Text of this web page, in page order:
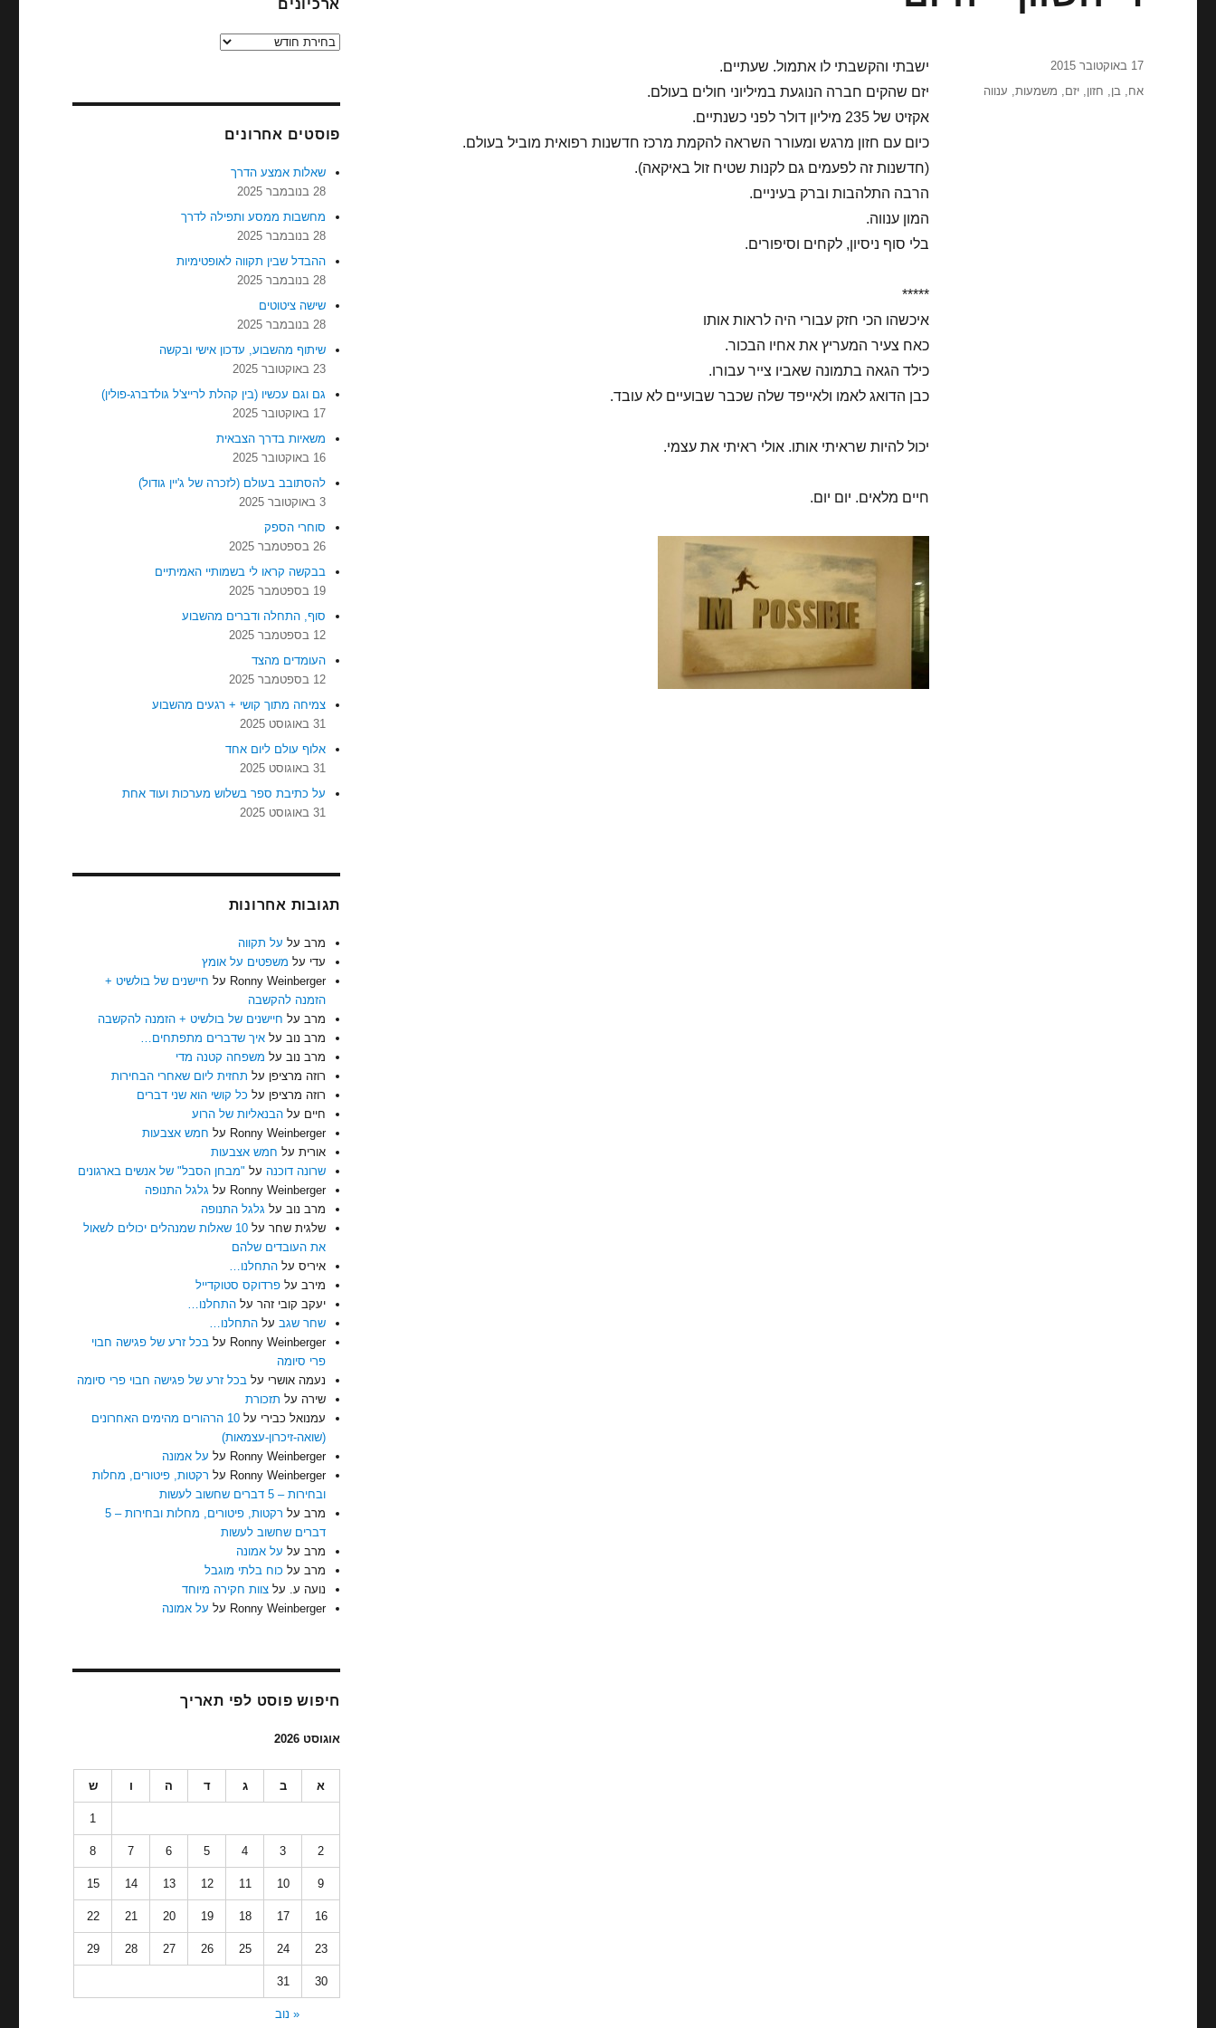
ישבתי והקשבתי לו אתמול. שעתיים.
יזם שהקים חברה הנוגעת במיליוני חולים בעולם.
אקזיט של 235 מיליון דולר לפני כשנתיים.
כיום עם חזון מרגש ומעורר השראה להקמת מרכז חדשנות רפואית מוביל בעולם.
(חדשנות זה לפעמים גם לקנות שטיח זול באיקאה).
הרבה התלהבות וברק בעיניים.
המון ענווה.
בלי סוף ניסיון, לקחים וסיפורים.
*****
איכשהו הכי חזק עבורי היה לראות אותו
כאח צעיר המעריץ את אחיו הבכור.
כילד הגאה בתמונה שאביו צייר עבורו.
כבן הדואג לאמו ולאייפד שלה שכבר שבועיים לא עובד.
יכול להיות שראיתי אותו. אולי ראיתי את עצמי.
חיים מלאים. יום יום.
פורסם
17 באוקטובר 2015
תגיות
אח,בן, חזון,יזם, משמעות, ענווה
ארכיונים
ארכיונים
פוסטים אחרונים
שאלות אמצע הדרך
28 בנובמבר 2025
מחשבות ממסע ותפילה לדרך
28 בנובמבר 2025
ההבדל שבין תקווה לאופטימיות
28 בנובמבר 2025
שישה ציטוטים
28 בנובמבר 2025
שיתוף מהשבוע, עדכון אישי ובקשה
23 באוקטובר 2025
גם וגם עכשיו (בין קהלת לרייצ'ל גולדברג-פולין)
17 באוקטובר 2025
משאיות בדרך הצבאית
16 באוקטובר 2025
להסתובב בעולם (לזכרה של ג'יין גודול)
3 באוקטובר 2025
סוחרי הספק
26 בספטמבר 2025
בבקשה קראו לי בשמותיי האמיתיים
19 בספטמבר 2025
סוף, התחלה ודברים מהשבוע
12 בספטמבר 2025
העומדים מהצד
12 בספטמבר 2025
צמיחה מתוך קושי + רגעים מהשבוע
31 באוגוסט 2025
אלוף עולם ליום אחד
31 באוגוסט 2025
על כתיבת ספר בשלוש מערכות ועוד אחת
31 באוגוסט 2025
תגובות אחרונות
מרב על על תקווה
עדי על משפטים על אומץ
Ronny Weinberger על חיישנים של בולשיט +
הזמנה להקשבה
מרב על חיישנים של בולשיט + הזמנה להקשבה
מרב נוב עלאיך שדברים מתפתחים…
מרב נוב על משפחה קטנה מדי
רוזה מרציפן על תחזית ליום שאחרי הבחירות
רוזה מרציפן על כל קושי הוא שני דברים
חיים עלהבנאליות של הרוע
Ronny Weinberger על חמש אצבעות
אורית על חמש אצבעות
שרונה דוכנה על "מבחן הסבל" של אנשים בארגונים
Ronny Weinberger על גלגל התנופה
מרב נוב על גלגל התנופה
שלגית שחר על
10 שאלות שמנהלים יכולים לשאול
את העובדים שלהם
איריס עלהתחלנו…
מירב עלפרדוקס סטוקדייל
יעקב קובי זהר עלהתחלנו…
שחר שגב עלהתחלנו…
Ronny Weinberger עלבכל זרע של פגישה חבוי
פרי סיומה
נעמה אושרי עלבכל זרע של פגישה חבוי פרי סיומה
שירה על תזכורת
עמנואל כבירי על
10 הרהורים מהימים האחרונים
(שואה-זיכרון-עצמאות)
Ronny Weinberger על על אמונה
Ronny Weinberger על רקטות, פיטורים, מחלות
ובחירות – 5 דברים שחשוב לעשות
מרב על
רקטות, פיטורים, מחלות ובחירות – 5
דברים שחשוב לעשות
מרב על על אמונה
מרב על כוח בלתי מוגבל
נועה ע. עלצוות חקירה מיוחד
Ronny Weinberger על על אמונה
חיפוש פוסט לפי תאריך
אוגוסט 2026
א ב ג ד ה ו ש
1
2
3
4
5
6
7
8
9
10
11
12
13
14
15
16
17
18
19
20
21
22
23
24
25
26
27
28
29
30
31
« נוב